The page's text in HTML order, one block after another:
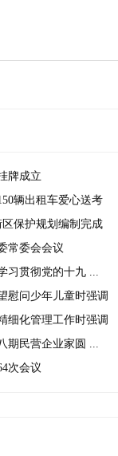
牌成立
辆出租车爱心送考
保护规划编制完成
常委会会议
习贯彻党的十九 ...
慰问少年儿童时强调
细化管理工作时强调
期民营企业家圆 ...
次会议